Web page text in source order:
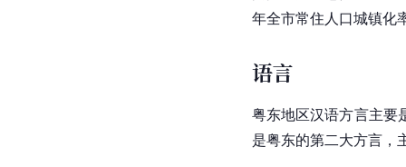
年全市常住人口城镇化
语言
粤东地区汉语方言主要
是粤东的第二大方言，